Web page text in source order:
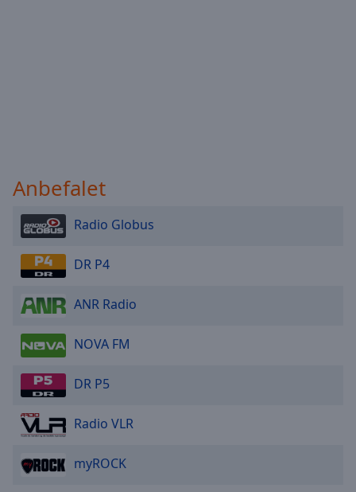
Anbefalet
Radio Globus
DR P4
ANR Radio
NOVA FM
DR P5
Radio VLR
myROCK